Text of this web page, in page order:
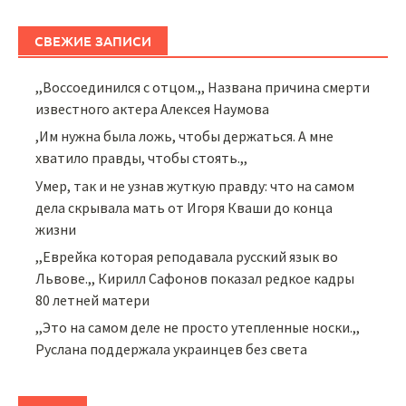
СВЕЖИЕ ЗАПИСИ
,,Воссоединился с отцом.,, Названа причина смерти
известного актера Алексея Наумова
,Им нужна была ложь, чтобы держаться. А мне
хватило правды, чтобы стоять.,,
Умер, так и не узнав жуткую правду: что на самом
дела скрывала мать от Игоря Кваши до конца
жизни
,,Еврейка которая реподавала русский язык во
Львове.,, Кирилл Сафонов показал редкое кадры
80 летней матери
,,Это на самом деле не просто утепленные носки.,,
Руслана поддержала украинцев без света